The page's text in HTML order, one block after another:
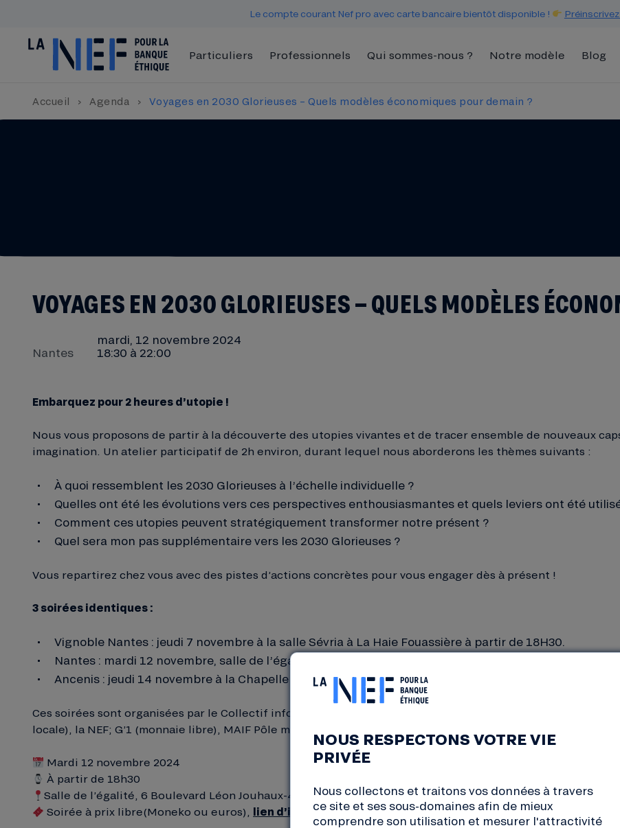
Le compte courant Nef pro avec carte bancaire bientôt disponible !
Particuliers Professionnels Qui sommes-nous ? Notre modèle Blog
Accueil › Agenda › Voyages en 2030 Glorieuses – Quels modèles économiques pour demain ?
VOYAGES EN 2030 GLORIEUSES – QUELS MODÈLES
Nantes
mardi, 12 novembre 2024
18:30 à 22:00
Embarquez pour 2 heures d’utopie !
Nous vous proposons de partir à la découverte des utopies vivantes et de tracer ensemble de nouveaux
imagination. Un atelier participatif de 2h environ, durant lequel nous aborderons les thèmes suivants :
À quoi ressemblent les 2030 Glorieuses à l’échelle individuelle ?
Quelles ont été les évolutions vers ces perspectives enthousiasmantes et quels leviers ont été
Comment ces utopies peuvent stratégiquement transformer notre présent ?
Quel sera mon pas supplémentaire vers les 2030 Glorieuses ?
Vous repartirez chez vous avec des pistes d’actions concrètes pour vous engager dès à présent !
3 soirées identiques :
Vignoble Nantes : jeudi 7 novembre à la salle Sévria à La Haie Fouassière à partir de 18H30.
Nantes : mardi 12 novembre, salle de l’égalité, 6 Bd Léon Jouhaux à Nantes à partir de 18h30.
Ancenis : jeudi 14 novembre à la Chapelle des Ursulines, Quartier Rohan, Avenue de la Davrays à
Ces soirées sont organisées par le Collectif informel de la finance solidaire, composé de : Association
locale), la NEF; G’1 (monnaie libre), MAIF Pôle militant de Nantes et le réseau ESS du Pays d’Ancenis.
Mardi 12 novembre 2024
À partir de 18h30
Salle de l’égalité, 6 Boulevard Léon Jouhaux-44100 Nantes
Soirée à prix libre(Moneko ou euros), lien d’inscription – places limitées
NOUS RESPECTONS VOTRE VIE
PRIVÉE
Nous collectons et traitons vos données à travers
ce site et ses sous-domaines afin de mieux
comprendre son utilisation et mesurer l'attractivité